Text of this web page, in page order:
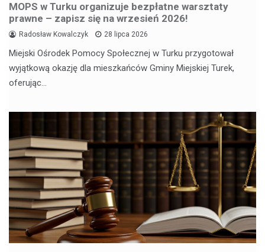
MOPS w Turku organizuje bezpłatne warsztaty
prawne – zapisz się na wrzesień 2026!
Radosław Kowalczyk 28 lipca 2026
Miejski Ośrodek Pomocy Społecznej w Turku przygotował
wyjątkową okazję dla mieszkańców Gminy Miejskiej Turek,
oferując…